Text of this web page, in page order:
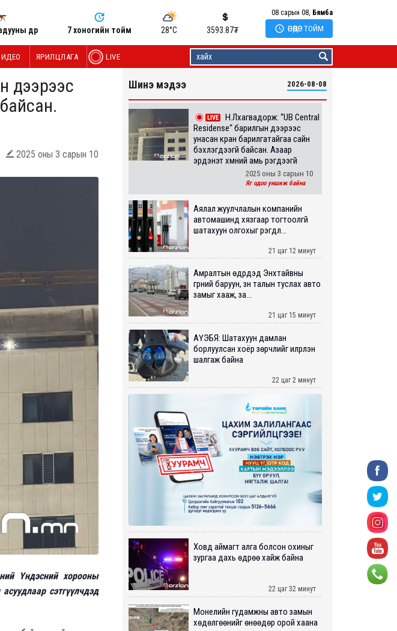
өдөр 7 хоногийн тойм 28°C 3593.87₮
08 сарын 08, Бямба
 ӨНӨӨДӨР ТОЙМ
ЯРИЛЦЛАГА LIVE
дээрээс
 2025 оны 3 сарын 10
Үндэсний хорооны
сэтгүүлчдэд
Шинэ мэдээ 2026-08-08
LIVE
Н.Лхагвадорж: “UB Central
Residense“ барилгын дээрээс
унасан кран барилгатайгаа сайн
бэхлэгдээгүй байсан. Азаар
эрдэнэт хүмүүний амь үрэгдээгүй
2025 оны 3 сарын 10
Яг одоо уншиж байна
Аялал жуулчлалын компанийн
автомашинд хязгаар тогтоолгүй
шатахуун олгохыг үүрэгдл...
21 цаг 12 минут
Амралтын өдрүүдэд Энхтайвны
гүүрний баруун, зүүн талын туслах авто
замыг хааж, за...
21 цаг 15 минут
АҮЭБЯ: Шатахуун дамлан
борлуулсан хоёр зөрчлийг илрүүлэн
шалгаж байна
22 цаг 2 минут
Ховд аймагт алга болсон охиныг
зургаа дахь өдрөө хайж байна
22 цаг 32 минут
Монелийн гудамжны авто замын
хөдөлгөөнийг өнөөдөр орой хаана